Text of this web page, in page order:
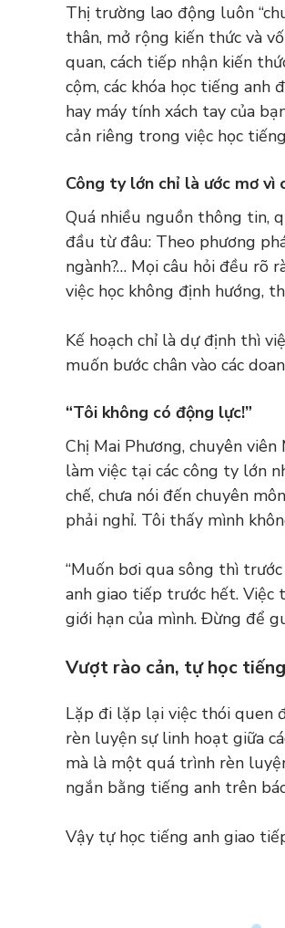
Thị trường lao động luôn
thân, mở rộng kiến thức và
quan, cách tiếp nhận kiến
cộm, các khóa học tiếng
hay máy tính xách tay của
cản riêng trong việc học
Công ty lớn chỉ là ước mơ
Quá nhiều nguồn thông tin,
đầu từ đâu: Theo phương
ngành?… Mọi câu hỏi đều rõ
việc học không định hướng,
Kế hoạch chỉ là dự định thì
muốn bước chân vào các
“Tôi không có động lực!”
Chị Mai Phương, chuyên
làm việc tại các công ty lớn
chế, chưa nói đến chuyên
phải nghỉ. Tôi thấy mình
“Muốn bơi qua sông thì
anh giao tiếp trước hết. Việc
giới hạn của mình. Đừng để
Vượt rào cản, tự học
Lặp đi lặp lại việc thói quen
rèn luyện sự linh hoạt giữa
mà là một quá trình rèn
ngắn bằng tiếng anh trên
Vậy tự học tiếng anh giao